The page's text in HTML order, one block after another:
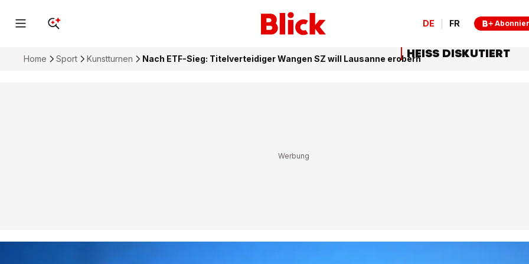
DE FR
Home Sport Kunstturnen Nach ETF-Sieg: Titelverteidiger Wangen SZ will Lausanne erobernHEISS DISKUTIERT